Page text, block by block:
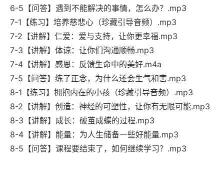
6-5【问答】遇到不能解决的事情，怎么办？.mp3
7-1【练习】培养慈悲心（珍藏引导音频）.mp3
7-2【讲解】仁爱：爱与支持，让你更幸福.mp3
7-3【讲解】体谅：让你们沟通顺畅.mp3
7-4【讲解】感恩：反馈生命中的美好.m4a
7-5【问答】练了正念，为什么还会生气和害.mp3
8-1【练习】拥抱内在的小孩（珍藏引导音频）.mp3
8-2【讲解】创造：神经的可塑性，让你有无限可能.mp3
8-3【讲解】成长：破茧成蝶的过程.mp3
8-4【讲解】能量：为人生储备一些好能量.mp3
8-5【问答】课程要结束了，如何继续学习？.mp3